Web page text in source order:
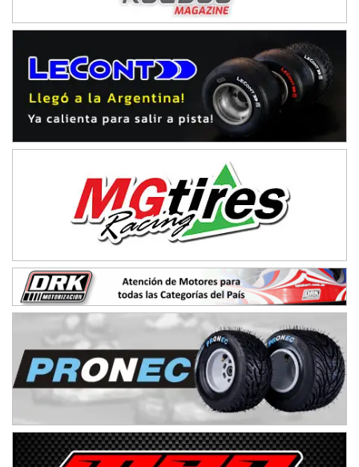
TUCUMANO - F5
COBERTURA ESPECIAL DE E-KART.COM.AR
08/09-AGO
IAME SERIES ARGENTINA 6
Ramiro Tot (Asfalto)
Ciudad de Trenque Lauquen (Asfalto)
Trenque Lauquen (Buenos Aires)
ENTRERRIANO - F6 (POSTERGADA)
Parque de la Velocidad (Asfalto)
Villaguay (Entre Ríos)
VICTORIENSE - F7
El Cerro (Tierra)
Victoria (Entre Ríos)
PATAGONICO - F6
Moto Club Reginense (Tierra)
Gral. E. Godoy (Río Negro)
CSK - F7
Juventud Unida (Tierra)
Humboldt (Santa Fe)